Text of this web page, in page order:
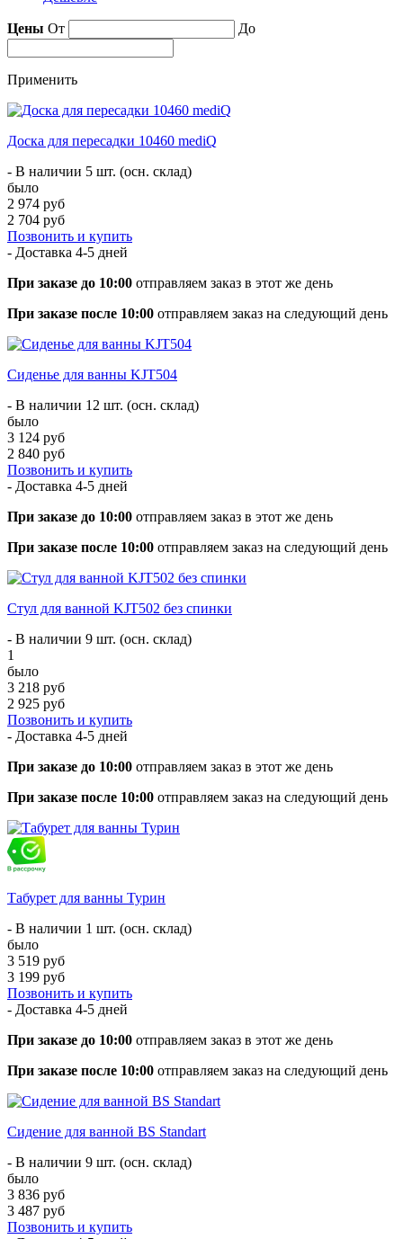
Цены От До
Применить
Доска для пересадки 10460 mediQ
- В наличии 5 шт. (осн. склад)
было
2 974 руб
2 704 руб
Позвонить и купить
- Доставка 4-5 дней
При заказе до 10:00 отправляем заказ в этот же день
При заказе после 10:00 отправляем заказ на следующий день
Cиденье для ванны KJT504
- В наличии 12 шт. (осн. склад)
было
3 124 руб
2 840 руб
Позвонить и купить
- Доставка 4-5 дней
При заказе до 10:00 отправляем заказ в этот же день
При заказе после 10:00 отправляем заказ на следующий день
Стул для ванной KJT502 без спинки
- В наличии 9 шт. (осн. склад)
1
было
3 218 руб
2 925 руб
Позвонить и купить
- Доставка 4-5 дней
При заказе до 10:00 отправляем заказ в этот же день
При заказе после 10:00 отправляем заказ на следующий день
Табурет для ванны Турин
- В наличии 1 шт. (осн. склад)
было
3 519 руб
3 199 руб
Позвонить и купить
- Доставка 4-5 дней
При заказе до 10:00 отправляем заказ в этот же день
При заказе после 10:00 отправляем заказ на следующий день
Сидение для ванной BS Standart
- В наличии 9 шт. (осн. склад)
было
3 836 руб
3 487 руб
Позвонить и купить